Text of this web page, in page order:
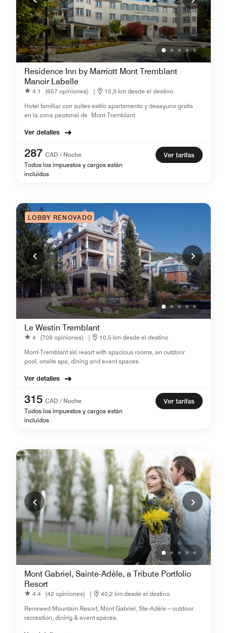
Residence Inn by Marriott Mont Tremblant
Manoir Labelle
4.1 (657 opiniones) |
10,3 km desde el destino
Hotel familiar con suites estilo apartamento y desayuno gratis
en la zona peatonal de Mont-Tremblant.
Ver detalles
287 CAD / Noche
Todos los impuestos y cargos están
incluidos
Ver tarifas
LOBBY RENOVADO
Le Westin Tremblant
4 (709 opiniones) |
10,5 km desde el destino
Mont-Tremblant ski resort with spacious rooms, an outdoor
pool, onsite spa, dining and event spaces.
Ver detalles
315 CAD / Noche
Todos los impuestos y cargos están
incluidos
Ver tarifas
Mont Gabriel, Sainte-Adèle, a Tribute Portfolio
Resort
4.4 (42 opiniones) |
40,2 km desde el destino
Renewed Mountain Resort, Mont Gabriel, Ste-Adèle – outdoor
recreation, dining & event spaces.